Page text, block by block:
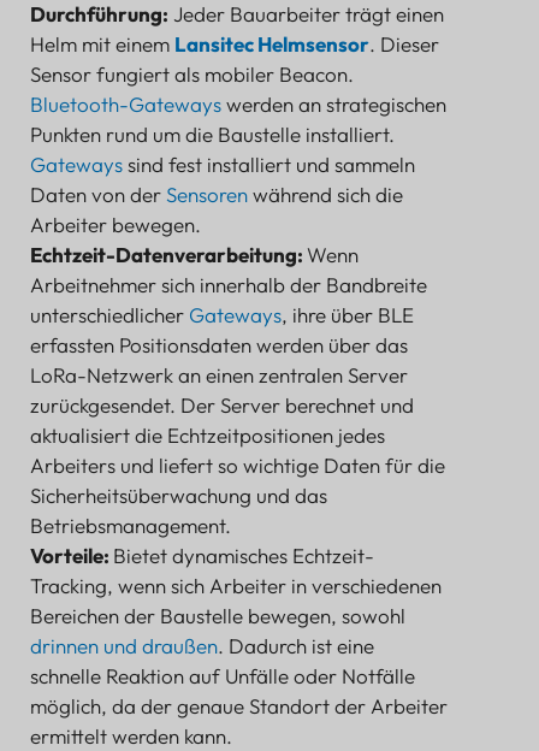
Durchführung: Jeder Bauarbeiter trägt einen
Helm mit einem Lansitec Helmsensor. Dieser
Sensor fungiert als mobiler Beacon.
Bluetooth-Gatewayswerden an strategischen
Punkten rund um die Baustelle installiert.
Gatewayssind fest installiert und sammeln
Daten von derSensorenwährend sich die
Arbeiter bewegen.
Echtzeit-Datenverarbeitung:Wenn
Arbeitnehmer sich innerhalb der Bandbreite
unterschiedlicher Gateways, ihre über BLE
erfassten Positionsdaten werden über das
LoRa-Netzwerk an einen zentralen Server
zurückgesendet. Der Server berechnet und
aktualisiert die Echtzeitpositionen jedes
Arbeiters und liefert so wichtige Daten für die
Sicherheitsüberwachung und das
Betriebsmanagement.
Vorteile: Bietet dynamisches Echtzeit-
Tracking, wenn sich Arbeiter in verschiedenen
Bereichen der Baustelle bewegen, sowohl
drinnen und draußen. Dadurch ist eine
schnelle Reaktion auf Unfälle oder Notfälle
möglich, da der genaue Standort der Arbeiter
ermittelt werden kann.